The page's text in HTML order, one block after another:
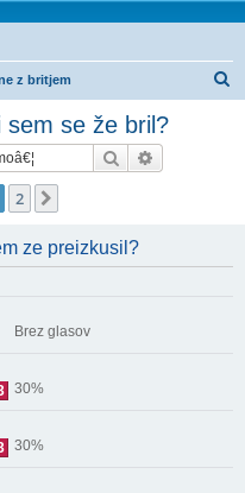
z britjem
sem se že bril?
Iskanje
2
ze preizkusil?
Brez glasov
30%
30%